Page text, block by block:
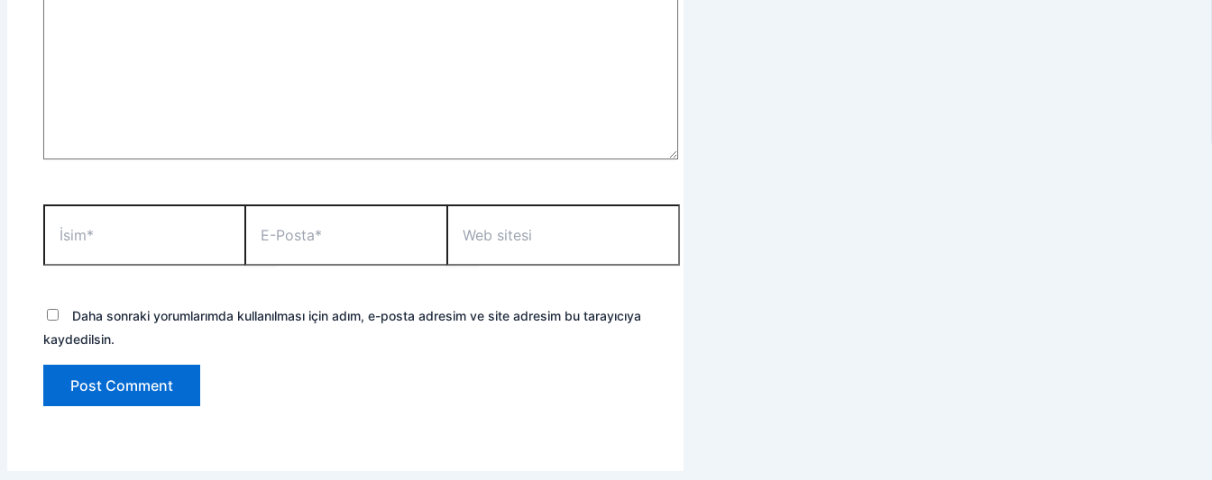
Posta*
sitesi
Daha sonraki yorumlarımda kullanılması için adım, e-posta adresim ve site adresim bu tarayıcıya
kaydedilsin.